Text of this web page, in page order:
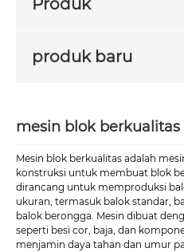
Produk
produk baru
mesin blok berkualitas
Mesin blok berkualitas adalah
konstruksi untuk membuat blok
dirancang untuk memproduksi
ukuran, termasuk balok standar,
balok berongga. Mesin dibuat
seperti besi cor, baja, dan
menjamin daya tahan dan umur